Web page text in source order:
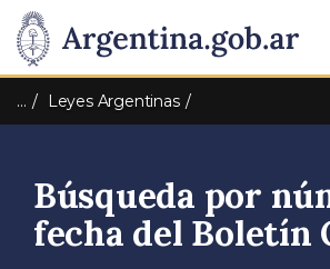
Presidencia
de
Nación
Pasar al contenido principal
… Leyes Argentinas
Búsqueda por
fecha del Boletín